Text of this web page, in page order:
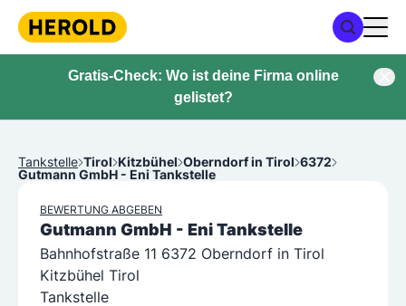
Gratis-Check: Wo ist deine Firma online
gelistet?
Tankstelle Tirol Kitzbühel Oberndorf in Tirol 6372
Gutmann GmbH - Eni Tankstelle
BEWERTUNG ABGEBEN
Gutmann GmbH - Eni Tankstelle
Bahnhofstraße 11 6372 Oberndorf in Tirol
Kitzbühel Tirol
Tankstelle